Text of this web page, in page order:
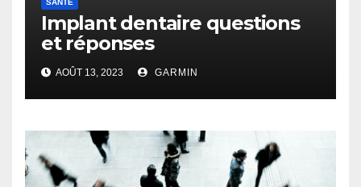
SANTÉ
Implant dentaire questions
et réponses
AOÛT 13, 2023 GARMIN